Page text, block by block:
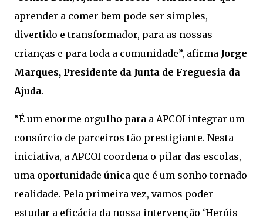
aprender a comer bem pode ser simples,
divertido e transformador, para as nossas
crianças e para toda a comunidade”, afirma Jorge
Marques, Presidente da Junta de Freguesia da
Ajuda.
“É um enorme orgulho para a APCOI integrar um
consórcio de parceiros tão prestigiante. Nesta
iniciativa, a APCOI coordena o pilar das escolas,
uma oportunidade única que é um sonho tornado
realidade. Pela primeira vez, vamos poder
estudar a eficácia da nossa intervenção ‘Heróis